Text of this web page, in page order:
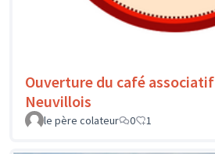
Ouverture du café associatif
Neuvillois
le père colateur
0 1